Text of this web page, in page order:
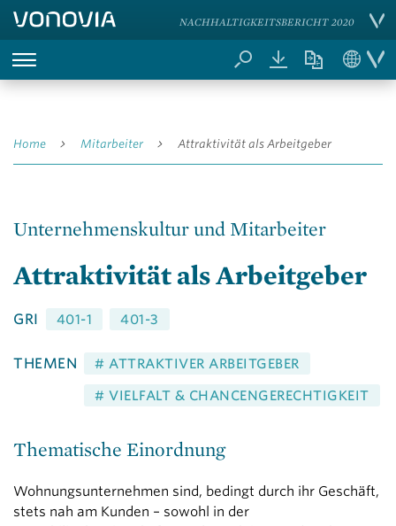
NACHHALTIGKEITSBERICHT 2020
Home Mitarbeiter Attraktivität als Arbeitgeber
Unternehmenskultur und Mitarbeiter
Attraktivität als Arbeitgeber
GRI 401-1 401-3
THEMEN
# ATTRAKTIVER ARBEITGEBER
# VIELFALT & CHANCENGERECHTIGKEIT
Thematische Einordnung
Wohnungsunternehmen sind, bedingt durch ihr Geschäft,
stets nah am Kunden – sowohl in der